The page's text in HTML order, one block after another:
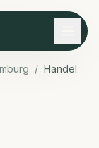
/ Handel